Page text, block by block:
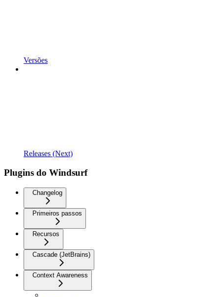
Versões
Releases (Next)
Plugins do Windsurf
Changelog
Primeiros passos
Recursos
Cascade (JetBrains)
Context Awareness